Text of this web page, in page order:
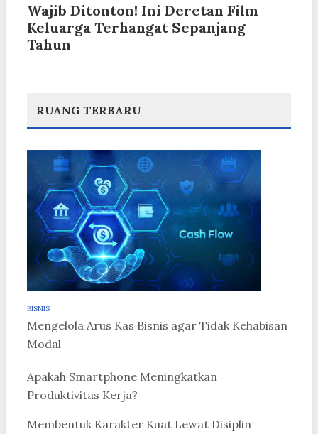
Wajib Ditonton! Ini Deretan Film
Keluarga Terhangat Sepanjang
Tahun
RUANG TERBARU
BISNIS
Mengelola Arus Kas Bisnis agar Tidak Kehabisan
Modal
Apakah Smartphone Meningkatkan
Produktivitas Kerja?
Membentuk Karakter Kuat Lewat Disiplin